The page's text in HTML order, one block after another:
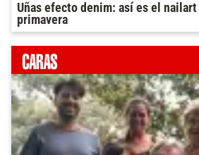
Uñas efecto denim: así es el
primavera